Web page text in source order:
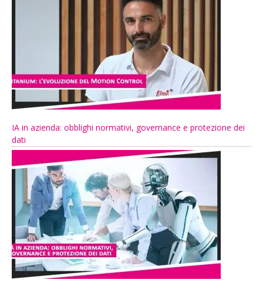
IA in azienda: obblighi normativi, governance e protezione dei
dati